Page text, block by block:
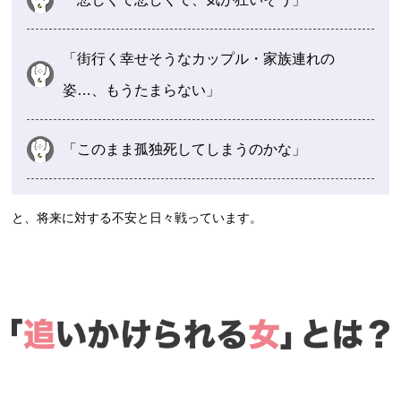
「街行く幸せそうなカップル・家族連れの
姿…、もうたまらない」
「このまま孤独死してしまうのかな」
と、将来に対する不安と日々戦っています。